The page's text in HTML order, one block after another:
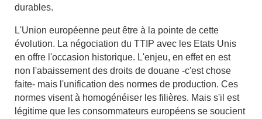
durables.
L'Union européenne peut être à la pointe de cette
évolution. La négociation du TTIP avec les Etats Unis
en offre l'occasion historique. L'enjeu, en effet en est
non l'abaissement des droits de douane -c'est chose
faite- mais l'unification des normes de production. Ces
normes visent à homogénéiser les filières. Mais s'il est
légitime que les consommateurs européens se soucient